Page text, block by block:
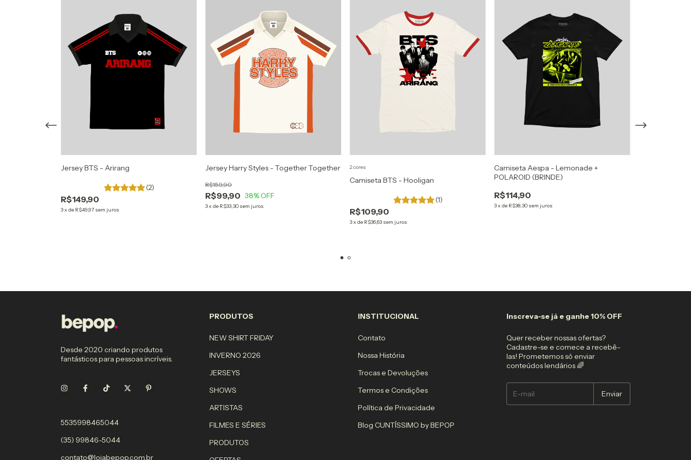
Jersey BTS - Arirang
(2)
R$149,90
3x de R$49,97 sem juros
Jersey Harry Styles - Together Together
R$99,90
R$159,90
38% OFF
3x de R$33,30 sem juros
Camiseta BTS - Hooligan
(1)
R$109,90
3x de R$36,63 sem juros
2 cores
Camiseta Aespa - Lemonade +
POLAROID (BRINDE)
R$114,90
3x de R$38,30 sem juros
Desde 2020 criando produtos
fantásticos para pessoas incríveis.
5535998465044
(35) 99846-5044
contato@lojabepop.com.br
PRODUTOS
NEW SHIRT FRIDAY
INVERNO 2026
JERSEYS
SHOWS
ARTISTAS
FILMES E SÉRIES
PRODUTOS
INSTITUCIONAL
Contato
Nossa História
Trocas e Devoluções
Termos e Condições
Política de Privacidade
Blog CUNTÍSSIMO by BEPOP
Inscreva-se já e ganhe 10% OFF
Quer receber nossas ofertas?
Cadastre-se e comece a recebê-
las! Prometemos só enviar
conteúdos lendários 🌈